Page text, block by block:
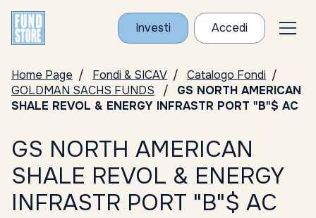
Investi Accedi
Home Page Fondi & SICAV
Catalogo Fondi
GOLDMAN SACHS FUNDS
GS NORTH AMERICAN
SHALE REVOL & ENERGY INFRASTR PORT "B"$ AC
GS NORTH AMERICAN
SHALE REVOL & ENERGY
INFRASTR PORT "B"$ AC